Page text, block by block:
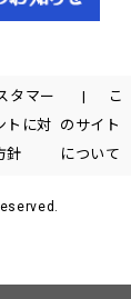
タマー
トに対
針
こ
のサイト
について